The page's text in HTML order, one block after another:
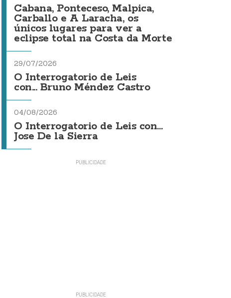
Cabana, Ponteceso, Malpica,
Carballo e A Laracha, os
únicos lugares para ver a
eclipse total na Costa da Morte
29/07/2026
O Interrogatorio de Leis
con... Bruno Méndez Castro
04/08/2026
O Interrogatorio de Leis con...
Jose De la Sierra